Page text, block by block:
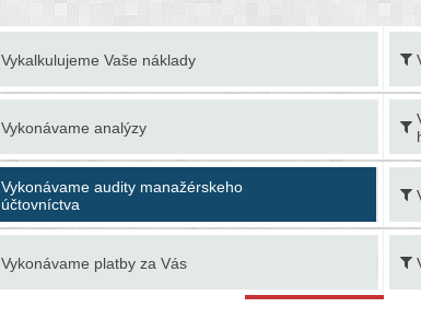
Vykalkulujeme Vaše náklady
Vykonávame analýzy
Vykonávame audity manažérskeho
účtovníctva
Vykonávame platby za Vás